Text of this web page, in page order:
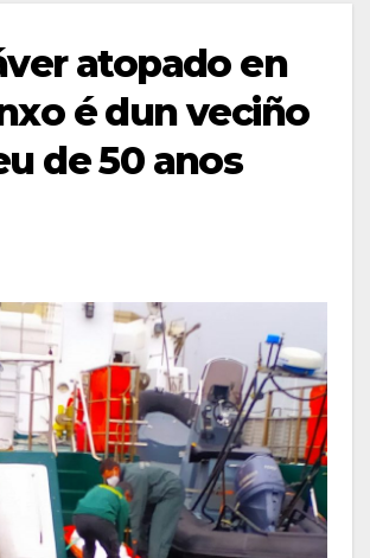
atopado en
é dun veciño
de 50 anos